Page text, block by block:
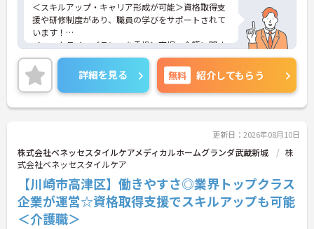
＜スキルアップ・キャリア形成が可能＞資格取得支
援や研修制度があり、職員の学びをサポートされて
います！
＜ワークライフバランスを重視＞育児・介護に関す
る制度や社宅制度、各種手当など、長く安心して働
きやすい環境が整っています。
＜寄り添ったケアの実施＞利用者さまに深く寄り添
ったサービスの提供を目指し、職員の専門性を高め
るような人材育成にも注力されています。
詳細をお話ししますのでお気軽にご相談ください！
詳細を見る 無料 紹介してもらう
更新日：2026年08月10日
株式会社ベネッセスタイルケアメディカルホームグランダ武蔵新城
株
式会社ベネッセスタイルケア
【川崎市高津区】働きやすさ◎業界トップクラス
企業が運営☆資格取得支援でスキルアップも可能
＜介護職＞